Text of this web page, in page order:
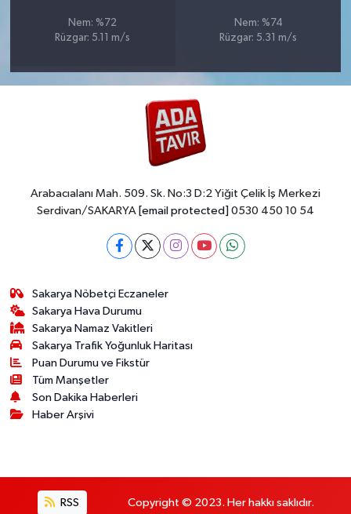
Nem: %72
Rüzgar: 5.11 m/s
Nem: %74
Rüzgar: 5.31 m/s
Arabacıalanı Mah. 509. Sk. No:3 D:2 Yiğit Çelik İş Merkezi
Serdivan/SAKARYA [email protected] 0530 450 10 54
Sakarya Nöbetçi Eczaneler
Sakarya Hava Durumu
Sakarya Namaz Vakitleri
Sakarya Trafik Yoğunluk Haritası
Puan Durumu ve Fikstür
Tüm Manşetler
Son Dakika Haberleri
Haber Arşivi
RSS Copyright © 2023. Her hakkı saklıdır.